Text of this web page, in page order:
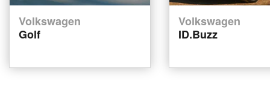
Volkswagen
Golf
Volkswagen
ID.Buzz